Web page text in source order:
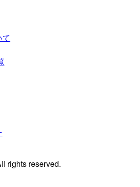
rights reserved.